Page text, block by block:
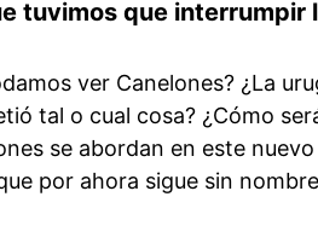
tuvimos que interrumpir
ver Canelones? ¿La
tal o cual cosa? ¿Cómo
se abordan en este
por ahora sigue sin